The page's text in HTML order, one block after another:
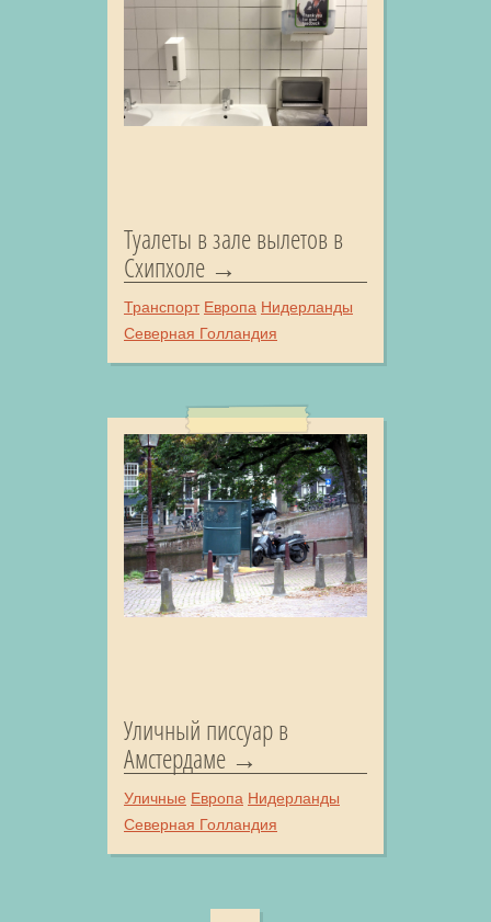
Туалеты в зале вылетов в
Схипхоле
Транспорт Европа Нидерланды
Северная Голландия
Уличный писсуар в
Амстердаме
Уличные Европа Нидерланды
Северная Голландия